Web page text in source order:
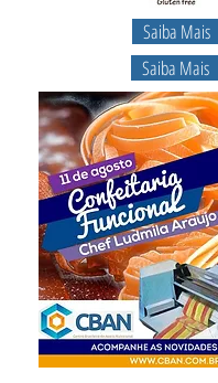
Saiba Mais
Saiba Mais